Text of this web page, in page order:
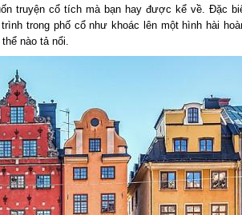
truyện cổ tích mà bạn hay được kể về. Đặc
trong phố cổ như khoác lên một hình hài
nào tả nổi.